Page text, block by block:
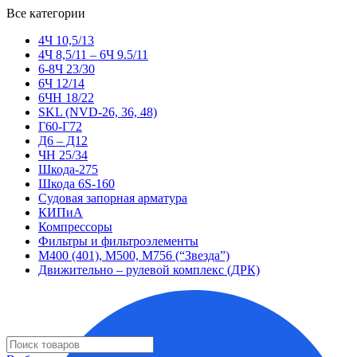
Все категории
4Ч 10,5/13
4Ч 8,5/11 – 6Ч 9.5/11
6-8Ч 23/30
6Ч 12/14
6ЧН 18/22
SKL (NVD-26, 36, 48)
Г60-Г72
Д6 – Д12
ЧН 25/34
Шкода-275
Шкода 6S-160
Судовая запорная арматура
КИПиА
Компрессоры
Фильтры и фильтроэлементы
М400 (401), М500, М756 (“Звезда”)
Движительно – рулевой комплекс (ДРК)